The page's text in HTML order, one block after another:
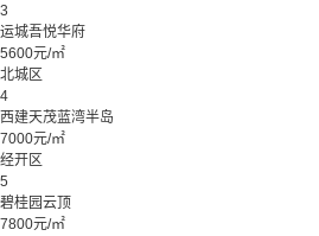
3
运城吾悦华府
5600元/㎡
北城区
4
西建天茂蓝湾半岛
7000元/㎡
经开区
5
碧桂园云顶
7800元/㎡